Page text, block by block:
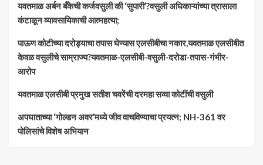
​यवतमाळ अर्बन बँकेची कर्जवसुली की ‘सुपारी’?वसुली अधिकाऱ्यांच्या त्रासाला
कंटाळून व्यावसायिकाची आत्महत्या;
पाऊण कोटीच्या दरोड्याचा तपास घेण्यास एलसीबीचा नकार,यवतमाळ एलसीबीत
केवळ वसुलीचे साम्राज्य?यवतमाळ-एलसीबी-वसुली-दरोडा-तपास-गंभीर-
आरोप
यवतमाळ एलसीबी प्रमुख सतीश चवरेंची दरमहा सव्वा कोटींची वसुली
अपघाताच्या ‘गोल्डन अवर’मध्ये जीव वाचविण्याचा प्रयत्न; NH-361 वर
पोलिसांचे विशेष अभियान